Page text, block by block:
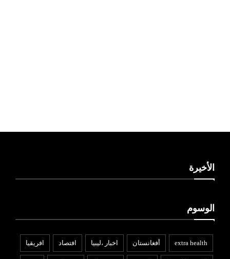
الأخيرة
الوسوم
extra health أفغانستان اخبار ،ليبيا افتصاد افريقيا